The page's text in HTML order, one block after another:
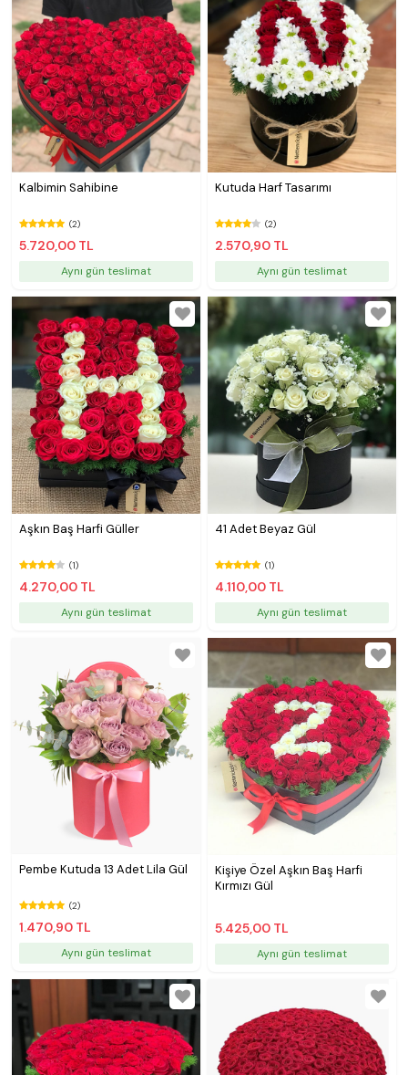
Kalbimin Sahibine
(2)
5.720,00 TL
Aynı gün teslimat
Kutuda Harf Tasarımı
(2)
2.570,90 TL
Aynı gün teslimat
Aşkın Baş Harfi Güller
(1)
4.270,00 TL
Aynı gün teslimat
41 Adet Beyaz Gül
(1)
4.110,00 TL
Aynı gün teslimat
Pembe Kutuda 13 Adet Lila Gül
(2)
1.470,90 TL
Aynı gün teslimat
Kişiye Özel Aşkın Baş Harfi
Kırmızı Gül
5.425,00 TL
Aynı gün teslimat